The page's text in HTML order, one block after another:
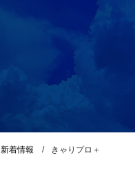
新着情報 きゃりプロ＋